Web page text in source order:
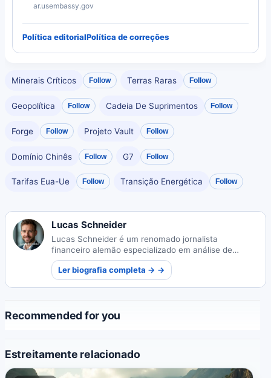
ar.usembassy.gov
Política editorialPolítica de correções
Minerais Críticos Follow Terras Raras Follow
Geopolítica Follow Cadeia De Suprimentos Follow
Forge Follow Projeto Vault Follow
Domínio Chinês Follow G7 Follow
Tarifas Eua-Ue Follow Transição Energética Follow
Lucas Schneider
Lucas Schneider é um renomado jornalista
financeiro alemão especializado em análise de
mercados globais. Suas reportagens perspicazes
desmistificam tendências econômicas complexas
para o público em geral.
Ler biografia completa → →
Recommended for you
Estreitamente relacionado